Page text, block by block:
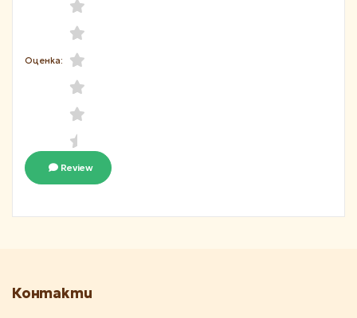
Оценка:
Review
Контакти